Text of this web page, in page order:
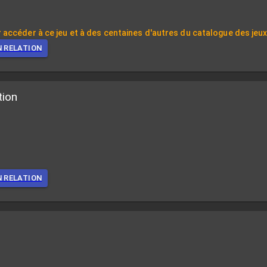
à ce jeu et à des centaines d'autres du catalogue des jeux
RELATION
RELATION